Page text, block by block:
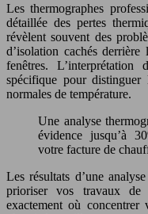
Les thermographes
détaillée des pertes
révèlent souvent des
d’isolation cachés
fenêtres.
spécifique pour distinguer
normales de température.
Une analyse thermographique complète peut mettre en
évidence jusqu’à
votre facture de
Les résultats d’une
prioriser vos travaux de
exactement où concentrer